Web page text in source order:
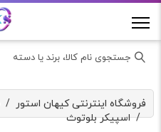
جستجوی نام کالا، برند یا دسته
فروشگاه اینترنتی کیهان استور /
/اسپیکر بلوتوث